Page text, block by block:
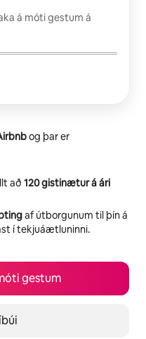
á móti gestum á
og þar er
að 120 gistinætur á ári
af útborgunum til þín á
í tekjuáætluninni.
gestum